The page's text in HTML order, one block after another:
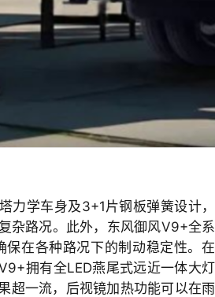
力学车身及3+1片钢板弹簧设计，
杂路况。此外，东风御风V9+全系
保在各种路况下的制动稳定性。在
拥有全LED燕尾式远近一体大灯
超一流，后视镜加热功能可以在雨